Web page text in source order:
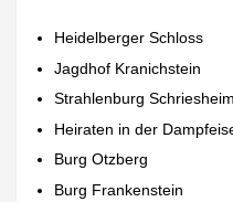
Heidelberger Schloss
Jagdhof Kranichstein
Strahlenburg Schriesheim
Heiraten in der
Burg Otzberg
Burg Frankenstein